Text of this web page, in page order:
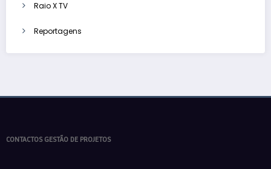
Raio X TV
Reportagens
CONTACTOS GESTÃO DE PROJETOS